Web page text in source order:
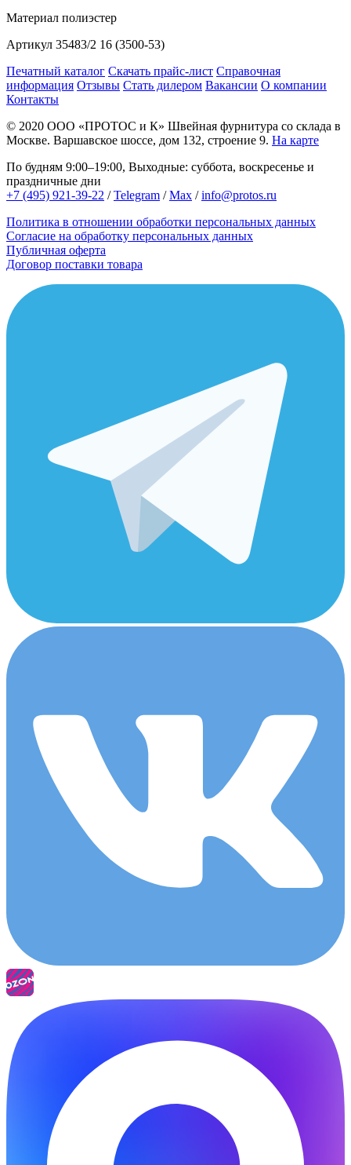
Материал полиэстер
Артикул 35483/2 16 (3500-53)
Печатный каталог Скачать прайс-лист Справочная
информация Отзывы Стать дилером Вакансии О компании
Контакты
© 2020 ООО «ПРОТОС и К» Швейная фурнитура со склада в
Москве. Варшавское шоссе, дом 132, строение 9. На карте
По будням 9:00–19:00, Выходные: суббота, воскресенье и
праздничные дни
+7 (495) 921-39-22 /Telegram /Max /info@protos.ru
Политика в отношении обработки персональных данных
Согласие на обработку персональных данных
Публичная оферта
Договор поставки товара